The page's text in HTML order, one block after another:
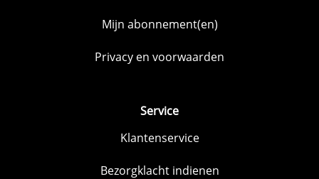
Mijn abonnement(en)
Privacy en voorwaarden
Service
Klantenservice
Bezorgklacht indienen